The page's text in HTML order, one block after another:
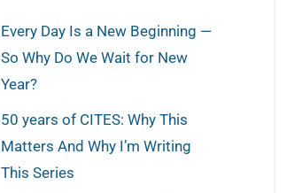
Every Day Is a New Beginning —
So Why Do We Wait for New
Year?
50 years of CITES: Why This
Matters And Why I’m Writing
This Series